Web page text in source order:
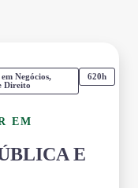
Negócios,
Direito
620h
EM
E